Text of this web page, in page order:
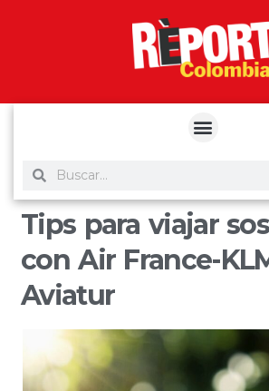
Tips para viajar
con Air France-
Aviatur